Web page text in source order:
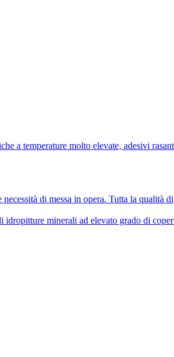
a temperature molto elevate, adesivi
di messa in opera. Tutta la qualità di
idropitture minerali ad elevato grado di